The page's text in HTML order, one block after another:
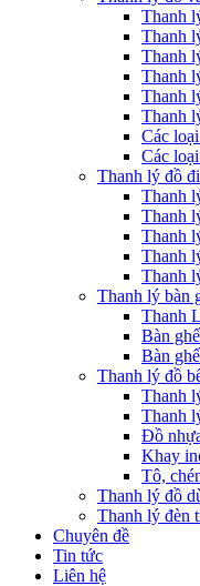
Thanh
Thanh
Thanh
Thanh
Thanh
Thanh
Các
Các
Thanh lý đồ
Thanh
Thanh
Thanh
Thanh
Thanh
Thanh lý bàn
Thanh
Bàn
Bàn
Thanh lý đồ
Thanh
Thanh
Đồ
Khay
Tô,
Thanh lý đồ
Thanh lý đèn
Chuyên đề
Tin tức
Liên hệ